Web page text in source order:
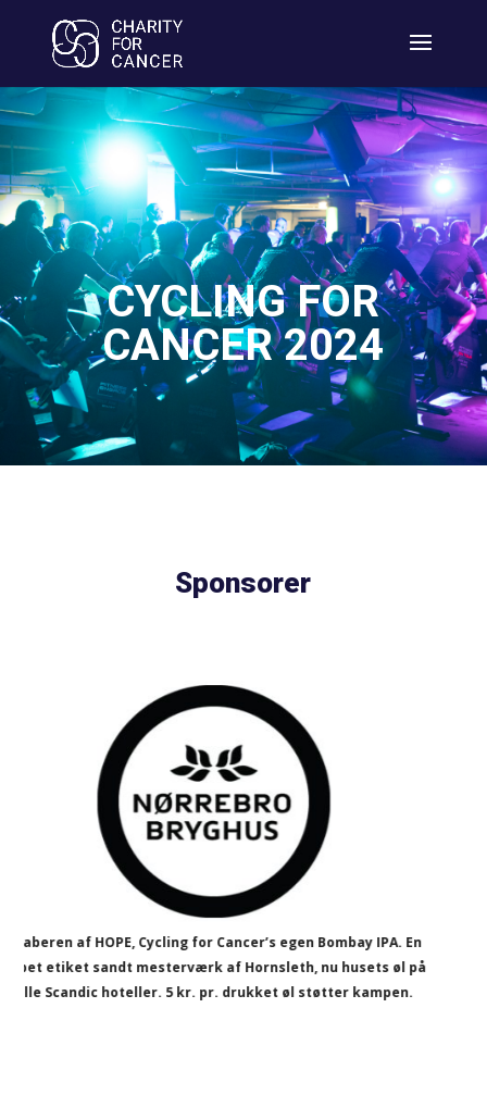
CYCLING FOR
CANCER 2024
Sponsorer
egen Bombay IPA. En
nu husets øl på
øl støtter kampen.
På Cycling for Cancer leverer de
kickstarter dagen for
Naturlig kraft i